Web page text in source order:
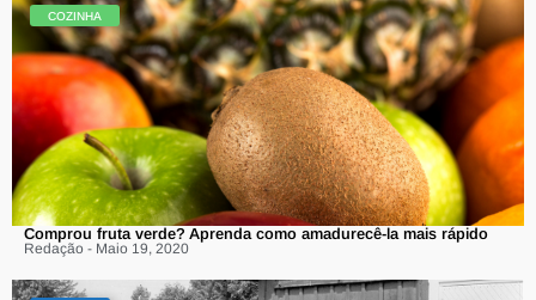
COZINHA
Comprou fruta verde? Aprenda como amadurecê-la mais rápido
Redação - Maio 19, 2020